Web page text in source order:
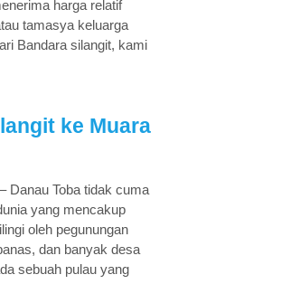
harga relatif
tamasya keluarga
Bandara silangit, kami
ke Muara
Danau Toba tidak cuma
yang mencakup
oleh pegunungan
dan banyak desa
sebuah pulau yang